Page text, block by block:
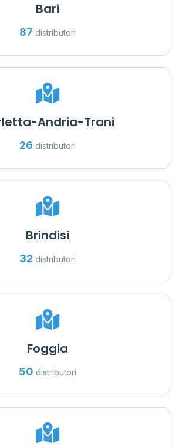
Bari
87 distributori
Andria-Trani
26 distributori
Brindisi
32 distributori
Foggia
50 distributori